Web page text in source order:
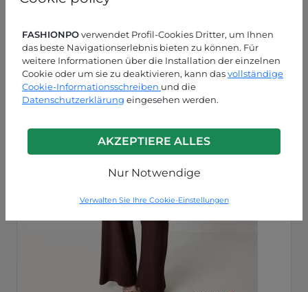
FASHIONPOverwendet Profil-Cookies Dritter, um Ihnen
das beste Navigationserlebnis bieten zu können. Für
weitere Informationen über die Installation der einzelnen
Cookie oder um sie zu deaktivieren, kann dasvollständige
Cookie-Informationsschreiben und die
Datenschutzerklärung eingesehen werden.
AKZEPTIERE ALLES
Nur Notwendige
Verwalten Sie Ihre Cookie-Einstellungen